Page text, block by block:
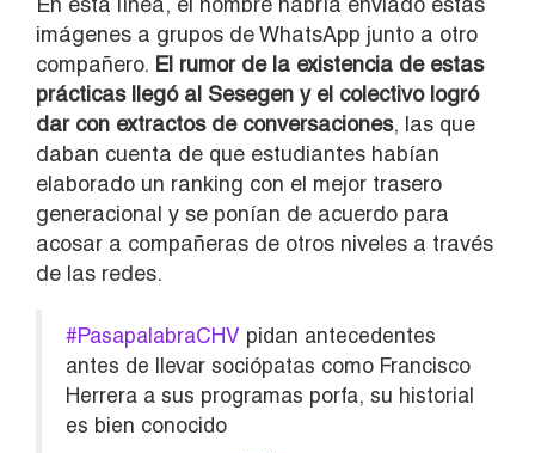
imágenes a grupos de WhatsApp junto a otro
compañero. El rumor de la existencia de estas
prácticas llegó al Sesegen y el colectivo logró
dar con extractos de conversaciones, las que
daban cuenta de que estudiantes habían
elaborado un ranking con el mejor trasero
generacional y se ponían de acuerdo para
acosar a compañeras de otros niveles a través
de las redes.
#PasapalabraCHV pidan antecedentes
antes de llevar sociópatas como Francisco
Herrera a sus programas porfa, su historial
es bien conocido